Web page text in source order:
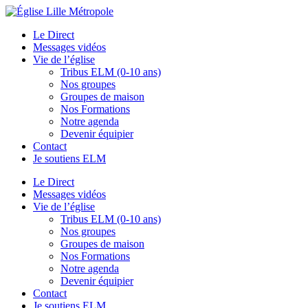
Le Direct
Messages vidéos
Vie de l’église
Tribus ELM (0-10 ans)
Nos groupes
Groupes de maison
Nos Formations
Notre agenda
Devenir équipier
Contact
Je soutiens ELM
Le Direct
Messages vidéos
Vie de l’église
Tribus ELM (0-10 ans)
Nos groupes
Groupes de maison
Nos Formations
Notre agenda
Devenir équipier
Contact
Je soutiens ELM